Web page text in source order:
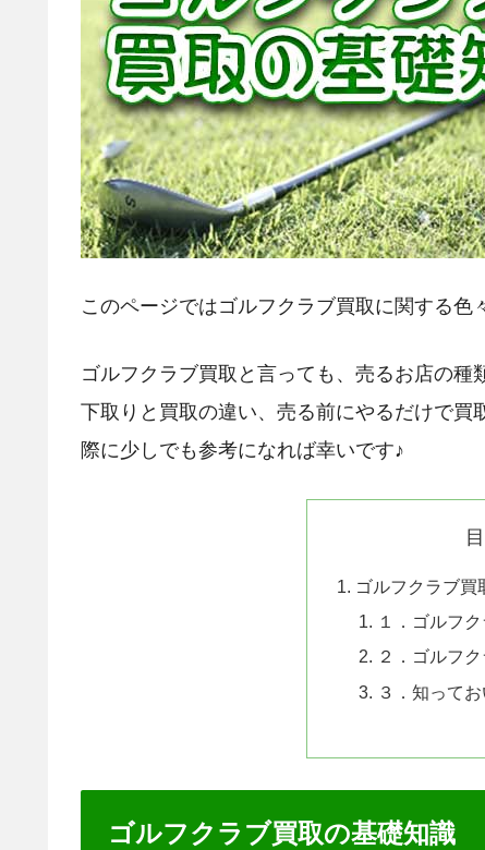
このページではゴルフクラブ買取に関する色
ゴルフクラブ買取と言っても、売るお店の種
下取りと買取の違い、売る前にやるだけで
際に少しでも参考になれば幸いです♪
ゴルフクラブ買
１．ゴルフ
２．ゴルフ
３．知って
ゴルフクラブ買取の基礎知識